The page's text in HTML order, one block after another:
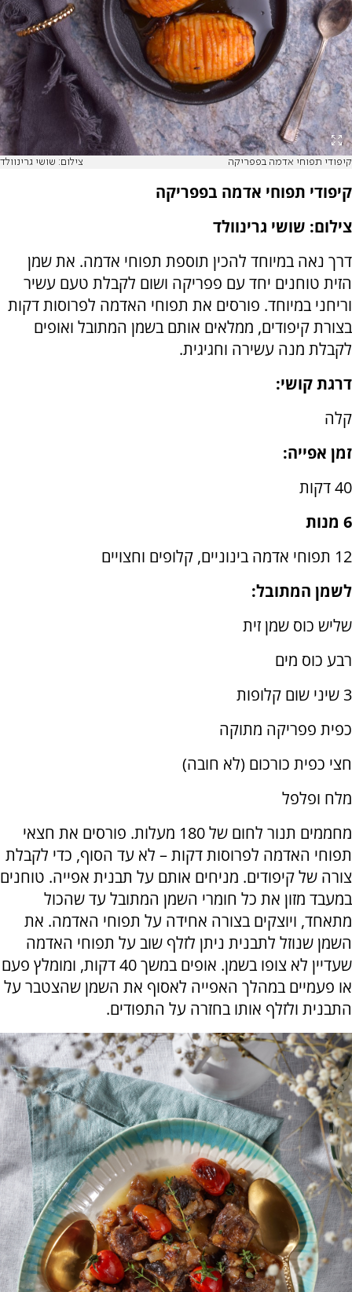
קיפודי תפוחי אדמה בפפריקה צילום: שושי גרינוולד
קיפודי תפוחי אדמה בפפריקה
צילום: שושי גרינוולד
דרך נאה במיוחד להכין תוספת תפוחי אדמה. את שמן
הזית טוחנים יחד עם פפריקה ושום לקבלת טעם עשיר
וריחני במיוחד. פורסים את תפוחי האדמה לפרוסות דקות
בצורת קיפודים, ממלאים אותם בשמן המתובל ואופים
לקבלת מנה עשירה וחגיגית.
דרגת קושי:
קלה
זמן אפייה:
40 דקות
6 מנות
12 תפוחי אדמה בינוניים, קלופים וחצויים
לשמן המתובל:
שליש כוס שמן זית
רבע כוס מים
3 שיני שום קלופות
כפית פפריקה מתוקה
חצי כפית כורכום (לא חובה)
מלח ופלפל
מחממים תנור לחום של 180 מעלות. פורסים את חצאי
תפוחי האדמה לפרוסות דקות – לא עד הסוף, כדי לקבלת
צורה של קיפודים. מניחים אותם על תבנית אפייה. טוחנים
במעבד מזון את כל חומרי השמן המתובל עד שהכול
מתאחד, ויוצקים בצורה אחידה על תפוחי האדמה. את
השמן שנוזל לתבנית ניתן לזלף שוב על תפוחי האדמה
שעדיין לא צופו בשמן. אופים במשך 40 דקות, ומומלץ פעם
או פעמיים במהלך האפייה לאסוף את השמן שהצטבר על
התבנית ולזלף אותו בחזרה על התפודים.